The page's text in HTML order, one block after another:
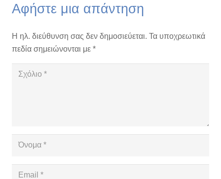
Αφήστε μια απάντηση
Η ηλ. διεύθυνση σας δεν δημοσιεύεται. Τα υποχρεωτικά
πεδία σημειώνονται με *